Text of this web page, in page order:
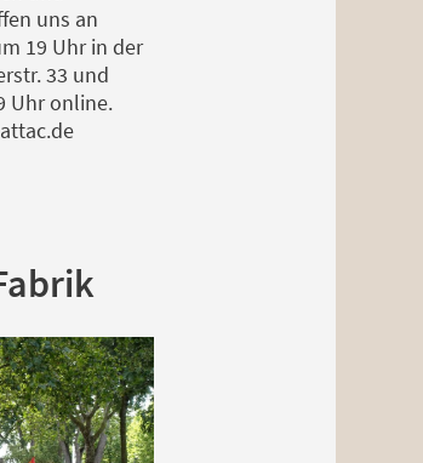
uns an
19 Uhr in der
33 und
Uhr online.